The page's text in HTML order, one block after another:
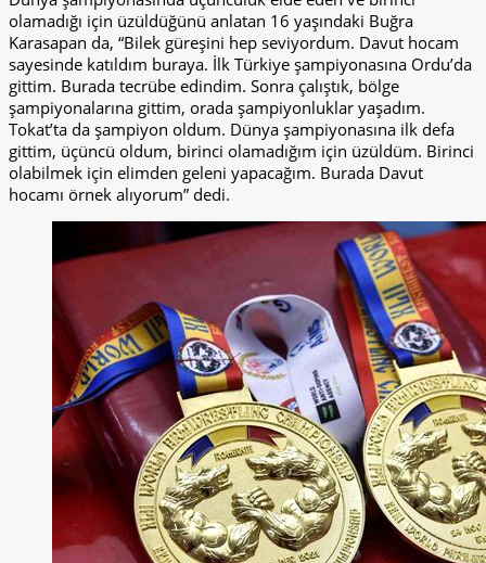
olamadığı için üzüldüğünü anlatan 16 yaşındaki Buğra
Karasapan da, “Bilek güreşini hep seviyordum. Davut hocam
sayesinde katıldım buraya. İlk Türkiye şampiyonasına Ordu’da
gittim. Burada tecrübe edindim. Sonra çalıştık, bölge
şampiyonalarına gittim, orada şampiyonluklar yaşadım.
Tokat’ta da şampiyon oldum. Dünya şampiyonasına ilk defa
gittim, üçüncü oldum, birinci olamadığım için üzüldüm. Birinci
olabilmek için elimden geleni yapacağım. Burada Davut
hocamı örnek alıyorum” dedi.